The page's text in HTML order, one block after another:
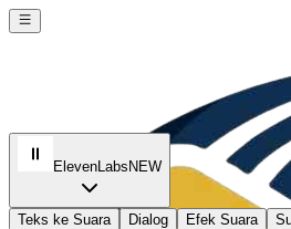
ElevenLabs NEW
Teks ke Suara Dialog Efek Suara